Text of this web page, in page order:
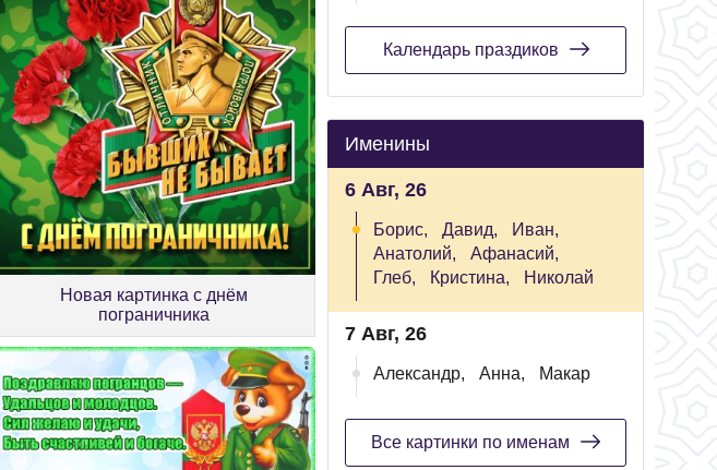
Новая картинка с днём
пограничника
Календарь праздиков
Именины
6 Авг, 26
Борис, Давид,
Иван,
Анатолий,
Афанасий,
Глеб,
Кристина, Николай
7 Авг, 26
Александр, Анна, Макар
Все картинки по именам